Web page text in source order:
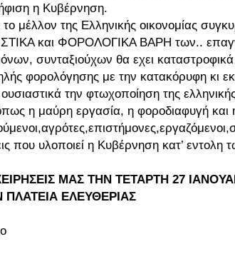
η Κυβέρνηση.
το μέλλον της Ελληνικής οικονομίας
και ΦΟΡΟΛΟΓΙΚΑ ΒΑΡΗ των..
συνταξιούχων θα εχει
φορολόγησης με την κατακόρυφη κι
την φτωχοποίηση της
η μαύρη εργασία, η φοροδιαφυγή και
που υλοποιεί η Κυβέρνηση κατ’ εντολη
ΜΑΣ ΤΗΝ ΤΕΤΑΡΤΗ 27
ΕΛΕΥΘΕΡΙΑΣ